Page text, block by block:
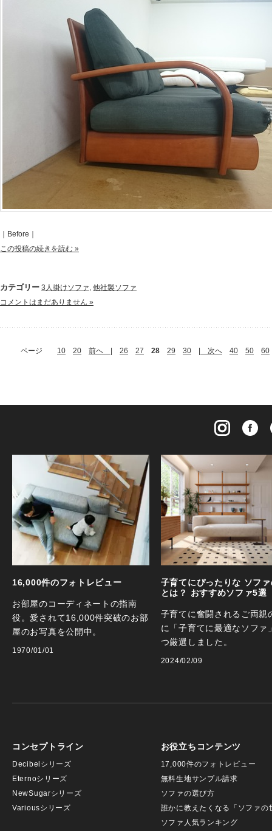
｜Before｜
この投稿の続きを読む »
カテゴリー 3人掛けソファ, 他社製ソファ
コメントはまだありません »
ページ 10 20 前へ | 26 27 28 29 30 | 次へ 40 50 60
16,000件のフォトレビュー
お部屋のコーディネートの指南
役。愛されて16,000件突破のお部
屋のお写真を公開中。
1970/01/01
子育てにぴったりな ソフ
とは？ おすすめソファ5選
子育てに奮闘されるご両親
に「子育てに最適なソファ
つ厳選しました。
2024/02/09
コンセプトライン
Decibelシリーズ
Eternoシリーズ
NewSugarシリーズ
Variousシリーズ
お役立ちコンテンツ
17,000件のフォトレビュー
無料生地サンプル請求
ソファの選び方
誰かに教えたくなる「ソファの
ソファ人気ランキング